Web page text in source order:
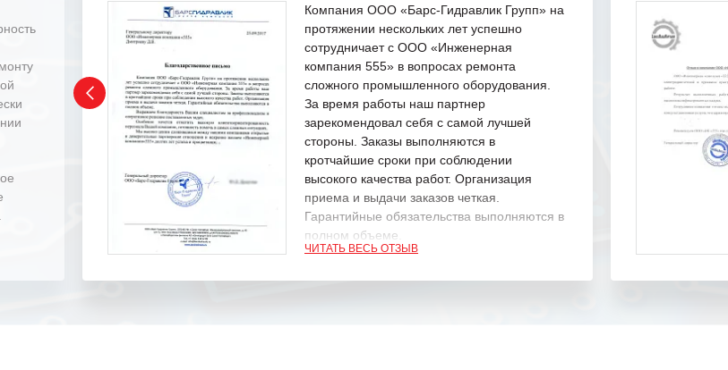
Компания ООО «Барс-Гидравлик Групп» на
протяжении нескольких лет успешно
сотрудничает с ООО «Инженерная
компания 555» в вопросах ремонта
сложного промышленного оборудования.
За время работы наш партнер
зарекомендовал себя с самой лучшей
стороны. Заказы выполняются в
кротчайшие сроки при соблюдении
высокого качества работ. Организация
приема и выдачи заказов четкая.
Гарантийные обязательства выполняются в
полном объеме.
ЧИТАТЬ ВЕСЬ ОТЗЫВ